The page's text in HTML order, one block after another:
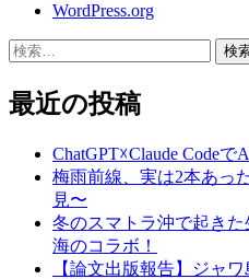
WordPress.org
検
最近の投稿
ChatGPT☓Claude Code
梅雨前線、実は2本あっ
見〜
冬のスマトラ沖で起き
海のコラボ！
【論文出版報告】ジャ